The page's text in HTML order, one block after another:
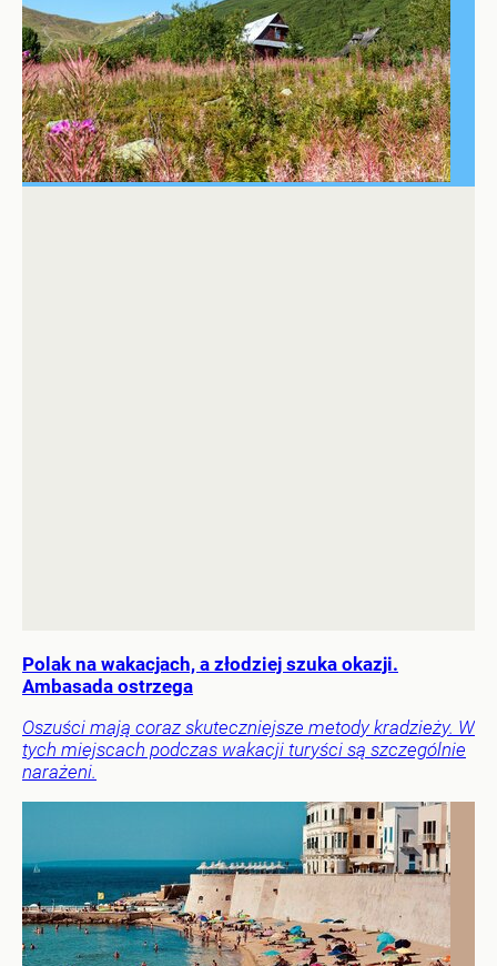
Polak na wakacjach, a złodziej szuka okazji.
Ambasada ostrzega
Oszuści mają coraz skuteczniejsze metody kradzieży. W
tych miejscach podczas wakacji turyści są szczególnie
narażeni.